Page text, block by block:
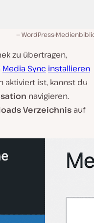
WordPress-
zu übertragen,
Media Sync installieren
aktiviert ist, kannst du
navigieren.
Verzeichnis auf